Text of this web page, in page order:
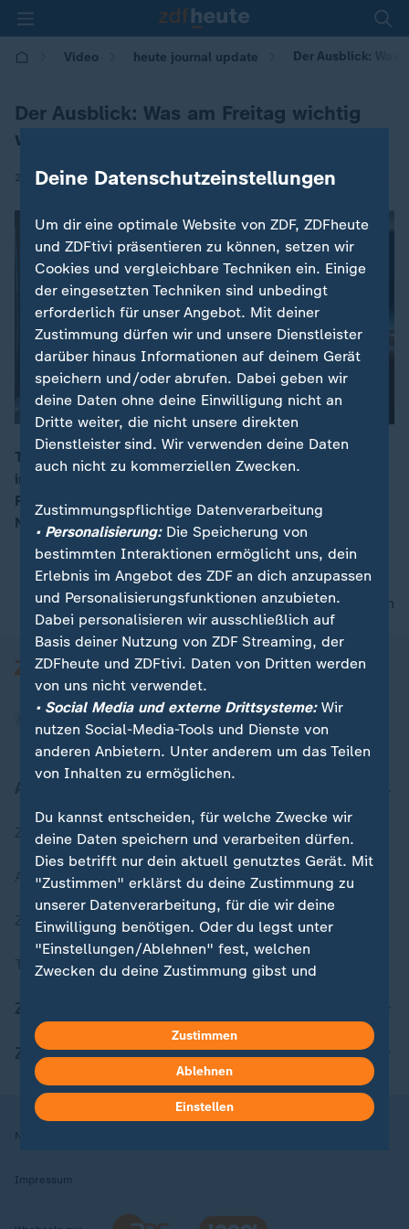
Video heute journal update Der Ausblick:
Der Ausblick: Was am Freitag wichtig
wird
23.01.2026 | 00:30
Treffen zwischen der Ukraine, Russland und den USA
in Abu Dhabi / Deutsch-italienische
Regierungskonsultationen in Rom / Prozess gegen
Neonazi-Gruppe "Sächsische Separatisten"
nach oben
Zuletzt veröffentlicht
Aktuelle Sendungs-Videos
ZDFheute Stories
Themen im Überblick
ZDFheute Apps
Nutzungsbedingungen
Impressum
Deine Datenschutzeinstellungen
Um dir eine optimale Website von ZDF, ZDFheute
und ZDFtivi präsentieren zu können, setzen wir
Cookies und vergleichbare Techniken ein. Einige
der eingesetzten Techniken sind unbedingt
erforderlich für unser Angebot. Mit deiner
Zustimmung dürfen wir und unsere Dienstleister
darüber hinaus Informationen auf deinem Gerät
speichern und/oder abrufen. Dabei geben wir
deine Daten ohne deine Einwilligung nicht an
Dritte weiter, die nicht unsere direkten
Dienstleister sind. Wir verwenden deine Daten
auch nicht zu kommerziellen Zwecken.
Zustimmungspflichtige Datenverarbeitung
• Personalisierung:Die Speicherung von
bestimmten Interaktionen ermöglicht uns, dein
Erlebnis im Angebot des ZDF an dich anzupassen
und Personalisierungsfunktionen anzubieten.
Dabei personalisieren wir ausschließlich auf
Basis deiner Nutzung von ZDF Streaming, der
ZDFheute und ZDFtivi. Daten von Dritten werden
von uns nicht verwendet.
• Social Media und externe Drittsysteme:Wir
nutzen Social-Media-Tools und Dienste von
anderen Anbietern. Unter anderem um das Teilen
von Inhalten zu ermöglichen.
Du kannst entscheiden, für welche Zwecke wir
deine Daten speichern und verarbeiten dürfen.
Dies betrifft nur dein aktuell genutztes Gerät. Mit
"Zustimmen" erklärst du deine Zustimmung zu
unserer Datenverarbeitung, für die wir deine
Einwilligung benötigen. Oder du legst unter
"Einstellungen/Ablehnen" fest, welchen
Zwecken du deine Zustimmung gibst und
in deinen Einstellungen widerrufen oder ändern.
Hier findest du das Impressum.
Weitere Informationen findest du in unserer
Datenschutzerklärung.
Zustimmen
Ablehnen
Einstellen